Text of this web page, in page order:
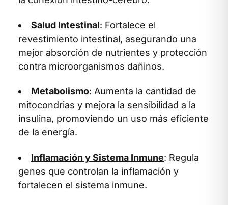
Salud Intestinal: Fortalece el
revestimiento intestinal, asegurando una
mejor absorción de nutrientes y protección
contra microorganismos dañinos.
Metabolismo: Aumenta la cantidad de
mitocondrias y mejora la sensibilidad a la
insulina, promoviendo un uso más eficiente
de la energía.
Inflamación y Sistema Inmune: Regula
genes que controlan la inflamación y
fortalecen el sistema inmune.